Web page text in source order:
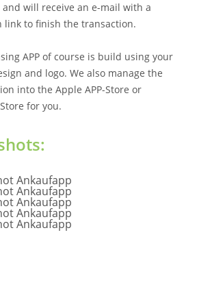
will receive an e-mail with a
link to finish the transaction.
APP of course is build using your
and logo. We also manage the
into the Apple APP-Store or
for you.